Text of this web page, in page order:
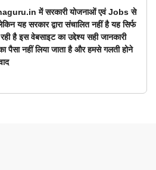
में सरकारी योजनाओं एवं Jobs से
यह सरकार द्वारा संचालित नहीं है यह सिर्फ
है इस वेबसाइट का उद्देश्य सही जानकारी
पैसा नहीं लिया जाता है और हमसे गलती होने